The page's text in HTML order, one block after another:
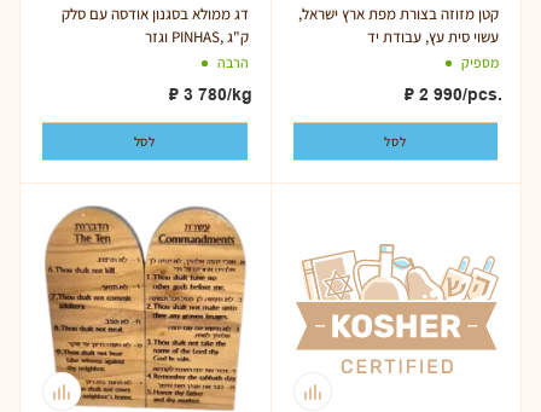
דג ממולא בסגנון אודסה עם סלק
וגזר PINHAS, ק"ג
הרבה
₽ 3 780/kg
לסל
קטן מזוזה בצורת מפת ארץ ישראל,
עשוי סית עץ, עבודת יד
מספיק
₽ 2 990/pcs.
לסל